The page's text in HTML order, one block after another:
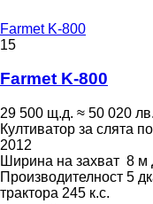
Farmet K-800
15
Farmet K-800
29 500 щ.д. ≈ 50 020 лв.
Култиватор за слята
2012
Ширина на захват 8 м
Производителност 5
трактора 245 к.с.